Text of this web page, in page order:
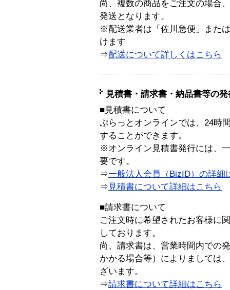
尚、複数の商品をご注文の場合
発送となります。
※配送業者は「佐川急便」また
けます
⇒配送について詳しくはこちら
見積書・請求書・納品書等の
■見積書について
ぷらっとオンラインでは、24時
することができます。
※オンライン見積書発行には、
要です。
⇒一般法人会員（BizID）の詳細
⇒ 見積書について詳細はこちら
■請求書について
ご注文時に希望されたお客様に
しております。
尚、請求書は、営業時間内での
かかる場合等）によりましては
ざいます。
⇒請求書について詳細はこちら